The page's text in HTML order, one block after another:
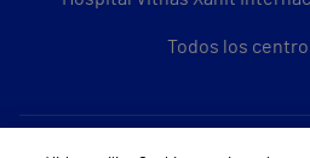
Todos los